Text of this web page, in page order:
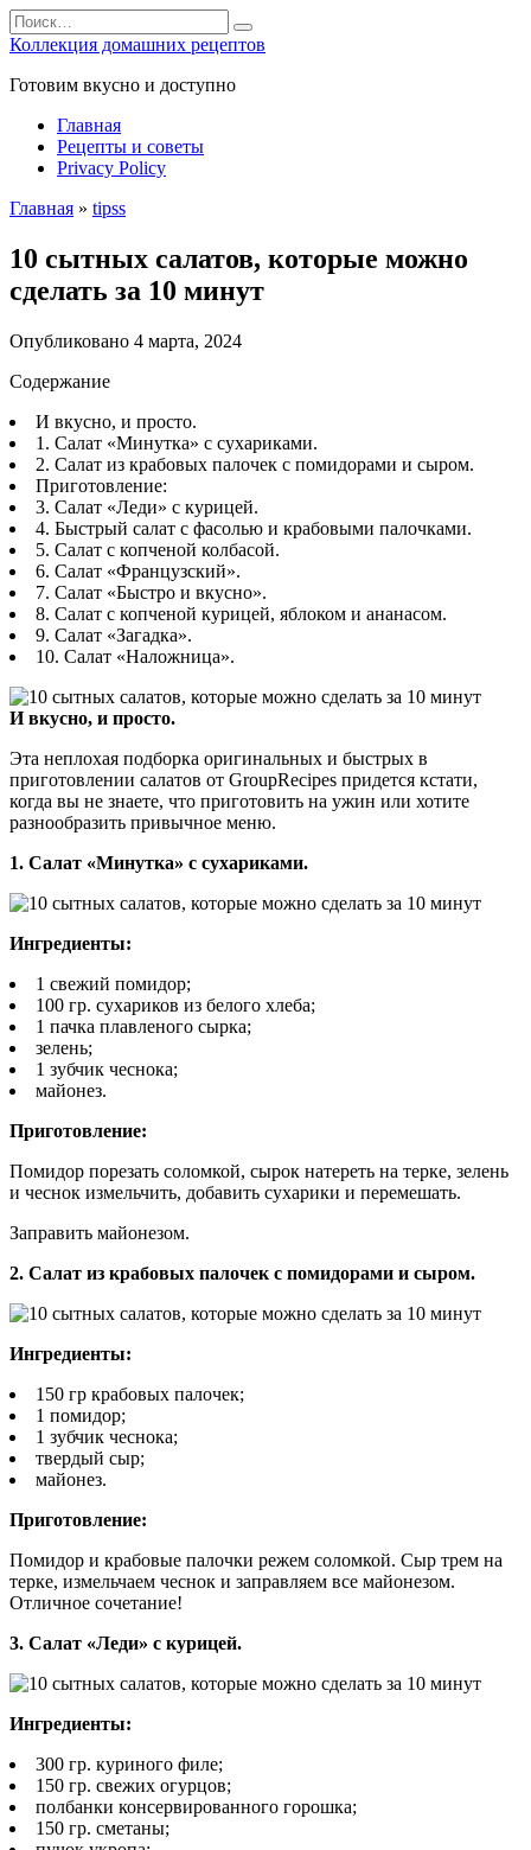
Перейти
к
содержанию
Search
for:
Коллекция домашних рецептов
Готовим вкусно и доступно
Главная
Рецепты и советы
Privacy Policy
Главная » tipss
10 сытных салатов, которые можно
сделать за 10 минут
Опубликовано 4 марта, 2024
Содержание
И вкусно, и просто.
1. Салат «Минутка» с сухариками.
2. Салат из крабовых палочек с помидорами и сыром.
Приготовление:
3. Салат «Леди» с курицей.
4. Быстрый салат с фасолью и крабовыми палочками.
5. Салат с копченой колбасой.
6. Салат «Французский».
7. Салат «Быстро и вкусно».
8. Салат с копченой курицей, яблоком и ананасом.
9. Салат «Загадка».
10. Салат «Наложница».
И вкусно, и просто.
Эта неплохая подборка оригинальных и быстрых в
приготовлении салатов от GroupRecipes придется кстати,
когда вы не знаете, что приготовить на ужин или хотите
разнообразить привычное меню.
1. Салат «Минутка» с сухариками.
Ингредиенты:
1 свежий помидор;
100 гр. сухариков из белого хлеба;
1 пачка плавленого сырка;
зелень;
1 зубчик чеснока;
майонез.
Приготовление:
Помидор порезать соломкой, сырок натереть на терке, зелень
и чеснок измельчить, добавить сухарики и перемешать.
Заправить майонезом.
2. Салат из крабовых палочек с помидорами и сыром.
Ингредиенты:
150 гр крабовых палочек;
1 помидор;
1 зубчик чеснока;
твердый сыр;
майонез.
Приготовление:
Помидор и крабовые палочки режем соломкой. Сыр трем на
терке, измельчаем чеснок и заправляем все майонезом.
Отличное сочетание!
3. Салат «Леди» с курицей.
Ингредиенты:
300 гр. куриного филе;
150 гр. свежих огурцов;
полбанки консервированного горошка;
150 гр. сметаны;